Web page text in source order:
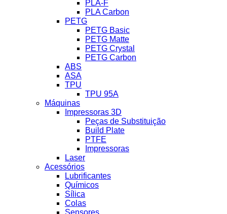
PLA-F
PLA Carbon
PETG
PETG Basic
PETG Matte
PETG Crystal
PETG Carbon
ABS
ASA
TPU
TPU 95A
Máquinas
Impressoras 3D
Peças de Substituição
Build Plate
PTFE
Impressoras
Laser
Acessórios
Lubrificantes
Químicos
Sílica
Colas